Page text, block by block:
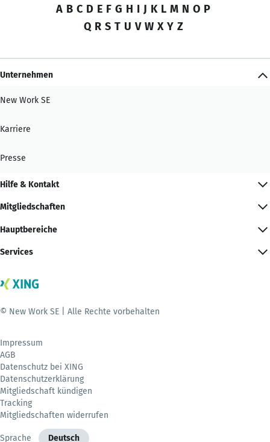
A B C D E F G H I J K L M N O P
Q R S T U V W X Y Z
Unternehmen
New Work SE
Karriere
Presse
Hilfe & Kontakt
Mitgliedschaften
Hauptbereiche
Services
© New Work SE | Alle Rechte vorbehalten
Impressum
AGB
Datenschutz bei XING
Datenschutzerklärung
Mitgliedschaft kündigen
Tracking
Mitgliedschaften widerrufen
Sprache Deutsch